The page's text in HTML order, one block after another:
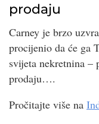
prodaju
Carney je brzo
procijenio da će ga
svijeta nekretnina –
prodaju….
Pročitajte više na